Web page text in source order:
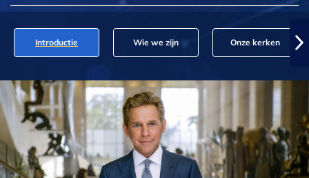
Introductie Wie we zijn Onze kerken